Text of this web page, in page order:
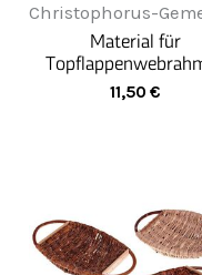
Christophorus-
Material für
11,50 €